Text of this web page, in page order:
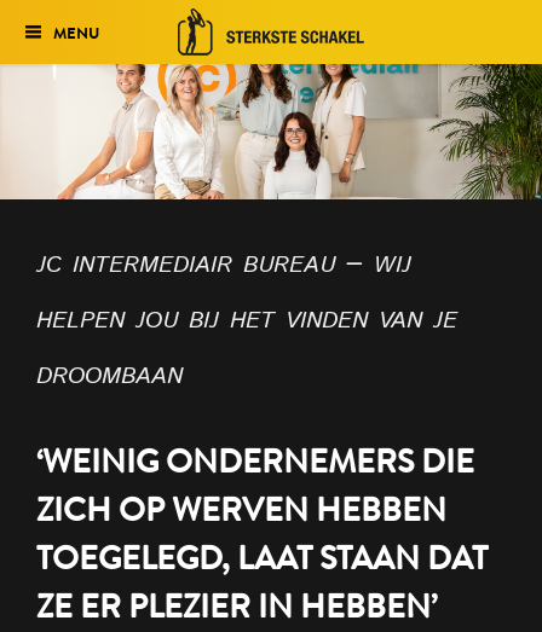
Verkiezing
Het traject
Genomineerden 2027
Uitslag 2026
MENU
jc intermediair bureau – wij
helpen jou bij het vinden van je
droombaan
‘WEINIG ONDERNEMERS DIE
ZICH OP WERVEN HEBBEN
TOEGELEGD, LAAT STAAN DAT
ZE ER PLEZIER IN HEBBEN’